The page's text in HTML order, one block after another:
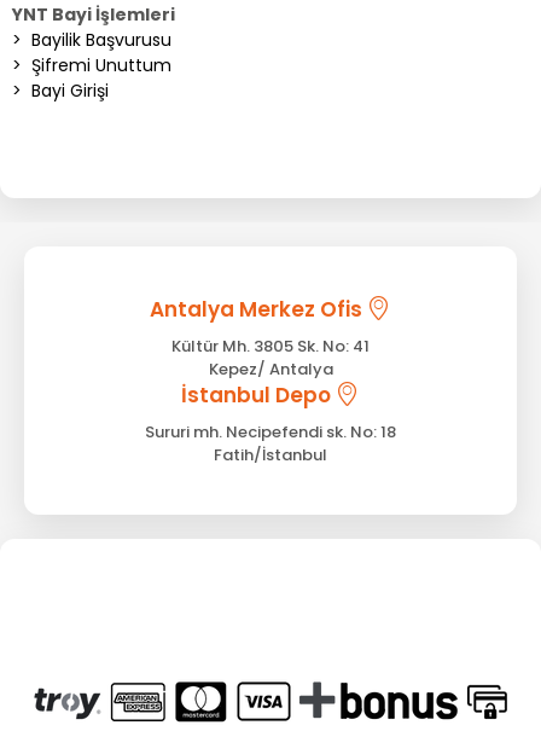
YNT Bayi İşlemleri
> Bayilik Başvurusu
> Şifremi Unuttum
> Bayi Girişi
Antalya Merkez Ofis
Kültür Mh. 3805 Sk. No: 41
Kepez/ Antalya
İstanbul Depo
Sururi mh. Necipefendi sk. No: 18
Fatih/İstanbul